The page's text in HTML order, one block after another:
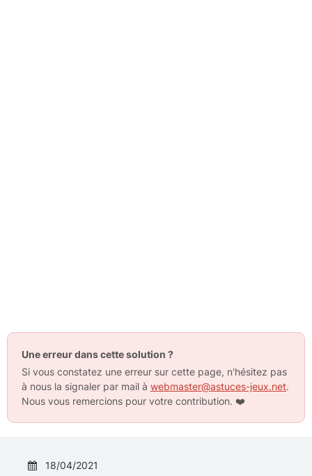
Une erreur dans cette solution ?
Si vous constatez une erreur sur cette page, n'hésitez pas
à nous la signaler par mail à webmaster@astuces-jeux.net.
Nous vous remercions pour votre contribution. ❤️
18/04/2021